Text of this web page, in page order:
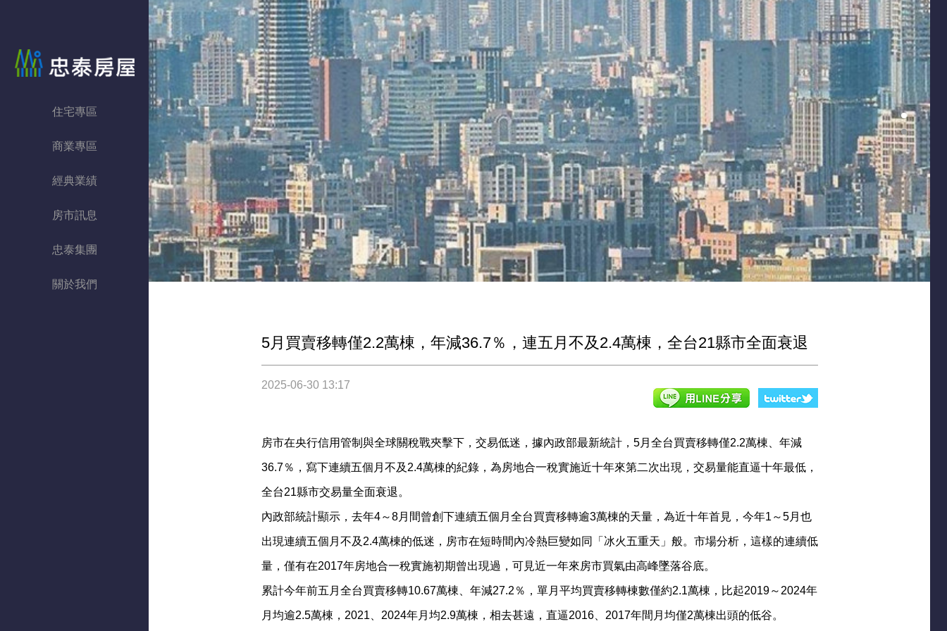
忠泰房屋
住宅專區
商業專區
經典業績
房市訊息
忠泰集團
關於我們
5月買賣移轉僅2.2萬棟，年減36.7％，連五月不及2.4萬棟，全台21縣市全面衰退
2025-06-30 13:17
房市在央行信用管制與全球關稅戰夾擊下，交易低迷，據內政部最新統計，5月全台買賣移轉僅2.2萬棟、年減
36.7％，寫下連續五個月不及2.4萬棟的紀錄，為房地合一稅實施近十年來第二次出現，交易量能直逼十年最低，
全台21縣市交易量全面衰退。
內政部統計顯示，去年4～8月間曾創下連續五個月全台買賣移轉逾3萬棟的天量，為近十年首見，今年1～5月也
出現連續五個月不及2.4萬棟的低迷，房市在短時間內冷熱巨變如同「冰火五重天」般。市場分析，這樣的連續低
量，僅有在2017年房地合一稅實施初期曾出現過，可見近一年來房市買氣由高峰墜落谷底。
累計今年前五月全台買賣移轉10.67萬棟、年減27.2％，單月平均買賣移轉棟數僅約2.1萬棟，比起2019～2024年
月均逾2.5萬棟，2021、2024年月均2.9萬棟，相去甚遠，直逼2016、2017年間月均僅2萬棟出頭的低谷。